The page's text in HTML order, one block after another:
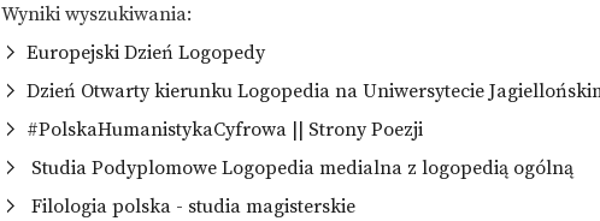
Wyniki wyszukiwania
Europejski Dzień Logopedy
Dzień Otwarty kierunku Logopedia na Uniwersytecie
#PolskaHumanistykaCyfrowa || Strony Poezji
Studia Podyplomowe Logopedia medialna z logopedią ogólną
Filologia polska - studia magisterskie